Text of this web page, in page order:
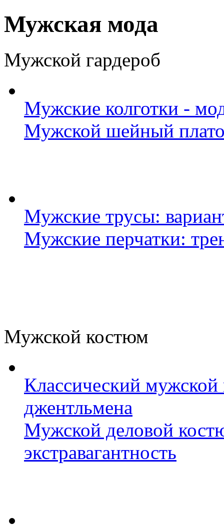
Мужская мода
Мужской гардероб
Мужские колготки -
Мужской шейный
Мужские трусы:
Мужские перчатки:
Мужской костюм
Классический
джентльмена
Мужской деловой
экстравагантность